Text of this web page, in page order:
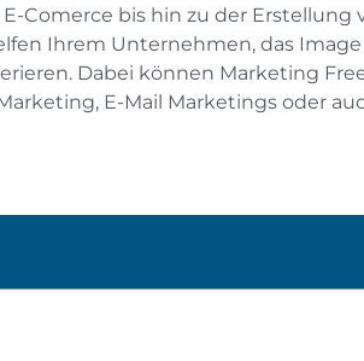
Comerce bis hin zu der
Ihrem Unternehmen, das
Dabei können Marketing
E-Mail Marketings oder